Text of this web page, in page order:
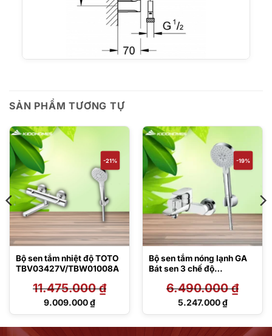
SẢN PHẨM TƯƠNG TỰ
-21%
Bộ sen tắm nhiệt độ TOTO
TBV03427V/TBW01008A
11.475.000₫
Giá
9.009.000₫
Giá
-19%
Bộ sen tắm nóng lạnh GA
Bát sen 3 chế độ
6.490.000₫
Giá
6.490.000 ₫.
5.247.000₫
Giá